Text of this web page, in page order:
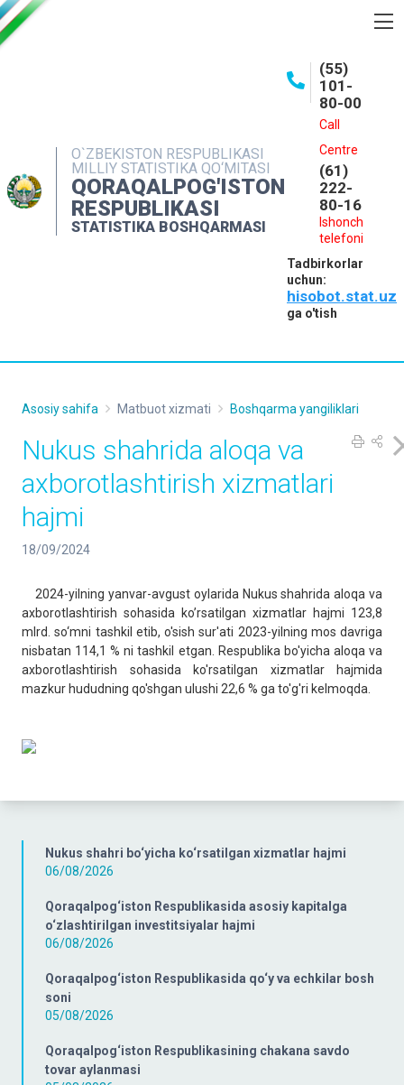
O`ZBEKISTON RESPUBLIKASI
MILLIY STATISTIKA QO‘MITASI
QORAQALPOG'ISTON
RESPUBLIKASI
STATISTIKA BOSHQARMASI
(55)
101-
80-00
Call
Centre
(61)
222-
80-16
Ishonch
telefoni
Tadbirkorlar
uchun:
hisobot.stat.uz
ga o'tish
INTERAKTIV XIZMATLAR
MATBUOT XIZMATI
MUROJAATLAR
Nukus shahri bo‘yicha ko‘rsatilgan xizmatlar hajmi
06/08/2026
Qoraqalpog‘iston Respublikasida asosiy kapitalga
o‘zlashtirilgan investitsiyalar hajmi
06/08/2026
Qoraqalpog‘iston Respublikasida qo‘y va echkilar bosh
soni
05/08/2026
Qoraqalpog‘iston Respublikasining chakana savdo
tovar aylanmasi
Asosiy sahifa Matbuot xizmati Boshqarma yangiliklari
Nukus shahrida aloqa va
axborotlashtirish xizmatlari
hajmi
18/09/2024
2024-yilning yanvar-avgust oylarida Nukus shahrida aloqa va
axborotlashtirish sohasida ko’rsatilgan xizmatlar hajmi 123,8
mlrd. so‘mni tashkil etib, o'sish sur'ati 2023-yilning mos davriga
nisbatan 114,1 % ni tashkil etgan. Respublika bo'yicha aloqa va
axborotlashtirish sohasida ko'rsatilgan xizmatlar hajmida
mazkur hududning qo'shgan ulushi 22,6 % ga to'g'ri kelmoqda.